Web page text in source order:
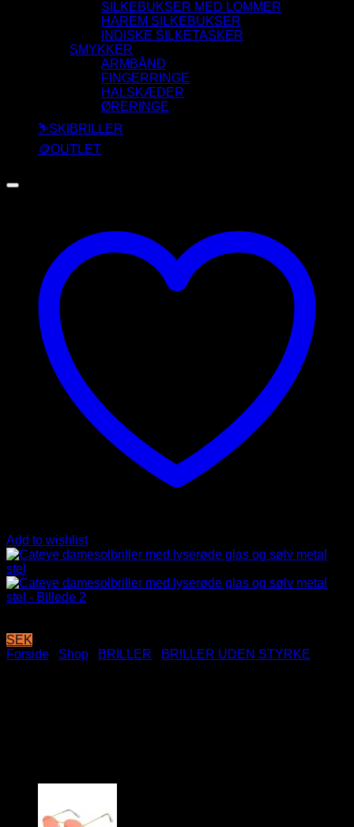
SILKEBUKSER MED LOMMER
HAREM SILKEBUKSER
INDISKE SILKETASKER
SMYKKER
ARMBÅND
FINGERRINGE
HALSKÆDER
ØRERINGE
⛷️SKIBRILLER
🪙OUTLET
Add to wishlist
SEK
Forside
Shop BRILLER BRILLER UDEN STYRKE